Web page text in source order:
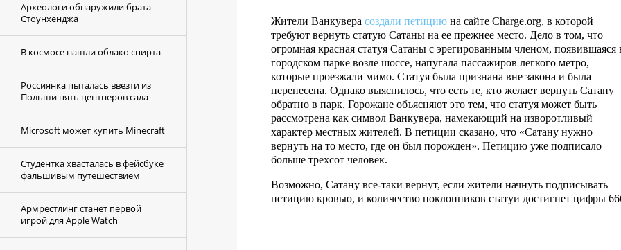
Археологи обнаружили брата
Стоунхенджа
В космосе нашли облако спирта
Россиянка пыталась ввезти из
Польши пять центнеров сала
Microsoft может купить Minecraft
Студентка хвасталась в фейсбуке
фальшивым путешествием
Армрестлинг станет первой
игрой для Apple Watch
Жители Ванкувера создали петицию на сайте Charge.org, в которой
требуют вернуть статую Сатаны на ее прежнее место. Дело в том, что
огромная красная статуя Сатаны с эрегированным членом, появившаяся
городском парке возле шоссе, напугала пассажиров легкого метро,
которые проезжали мимо. Статуя была признана вне закона и была
перенесена. Однако выяснилось, что есть те, кто желает вернуть Сатану
обратно в парк. Горожане объясняют это тем, что статуя может быть
рассмотрена как символ Ванкувера, намекающий на изворотливый
характер местных жителей. В петиции сказано, что «Сатану нужно
вернуть на то место, где он был порожден». Петицию уже подписало
больше трехсот человек.
Возможно, Сатану все-таки вернут, если жители начнуть подписывать
петицию кровью, и количество поклонников статуи достигнет цифры